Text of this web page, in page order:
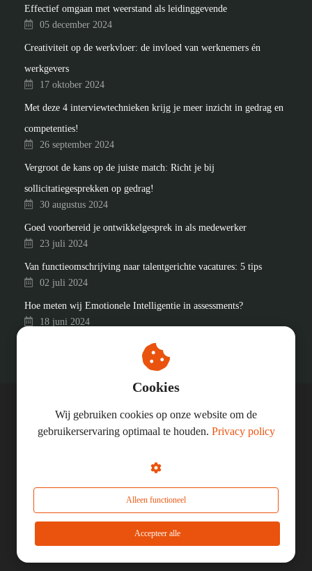
Effectief omgaan met weerstand als leidinggevende
05 december 2024
Creativiteit op de werkvloer: de invloed van werknemers én
werkgevers
17 oktober 2024
Met deze 4 interviewtechnieken krijg je meer inzicht in gedrag en
competenties!
26 september 2024
Vergroot de kans op de juiste match: Richt je bij
sollicitatiegesprekken op gedrag!
30 augustus 2024
Goed voorbereid je ontwikkelgesprek in als medewerker
23 juli 2024
Van functieomschrijving naar talentgerichte vacatures: 5 tips
02 juli 2024
Hoe meten wij Emotionele Intelligentie in assessments?
18 juni 2024
© In Good Company
Cookies
Wij gebruiken cookies op onze website om de
gebruikerservaring optimaal te houden. Privacy policy
Alleen functioneel
Accepteer alle